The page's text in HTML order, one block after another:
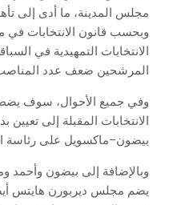
مجلس المدينة، ما أدى إلى
وبحسب قانون الانتخابات في
الانتخابات التمهيدية في
المرشحين ضعف عدد
وفي جميع الأحوال، سوف
الانتخابات المقبلة إلى
بيضون–ماكسويل على رئاسة
وبالإضافة إلى بيضون وأحمد
يضم مجلس ديربورن هايتس